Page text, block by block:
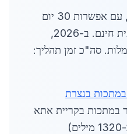
תשלום היתרה תוך 7 ימים, עם אפשרות 30 יום
ללקוחות VIP. תמיכה שנתית חינם. ב-2026,
סה"כ זמן תהליך:
בנצרת
במתכות בקריית אתא